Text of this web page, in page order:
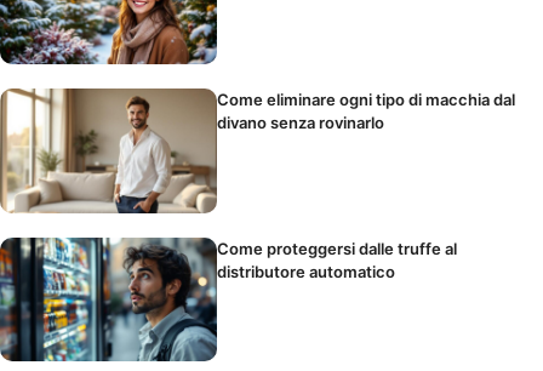
Come eliminare ogni tipo di macchia dal
divano senza rovinarlo
Come proteggersi dalle truffe al
distributore automatico